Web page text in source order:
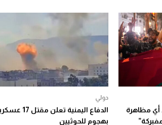
إلى أي مظاهرة
دولي
الدفاع اليمنية تعلن مقتل 17
بهجوم للحوثيين